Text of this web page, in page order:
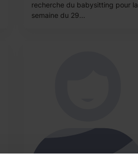
recherche du babysitting pour la
semaine du 29...